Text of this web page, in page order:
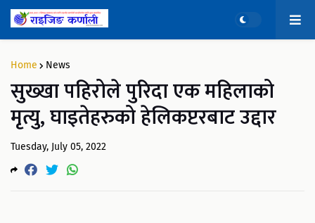
Home News
सुख्खा पहिरोले पुरिदा एक महिलाको
मृत्यु, घाइतेहरुको हेलिकप्टरबाट उद्दार
Tuesday, July 05, 2022